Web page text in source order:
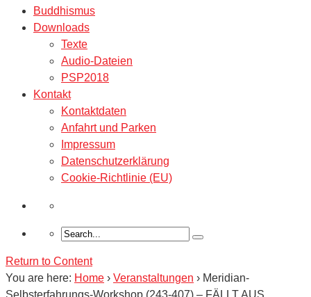
Buddhismus
Downloads
Texte
Audio-Dateien
PSP2018
Kontakt
Kontaktdaten
Anfahrt und Parken
Impressum
Datenschutzerklärung
Cookie-Richtlinie (EU)
Return to Content
You are here: Home › Veranstaltungen › Meridian-
Selbsterfahrungs-Workshop (243-407) – FÄLLT AUS